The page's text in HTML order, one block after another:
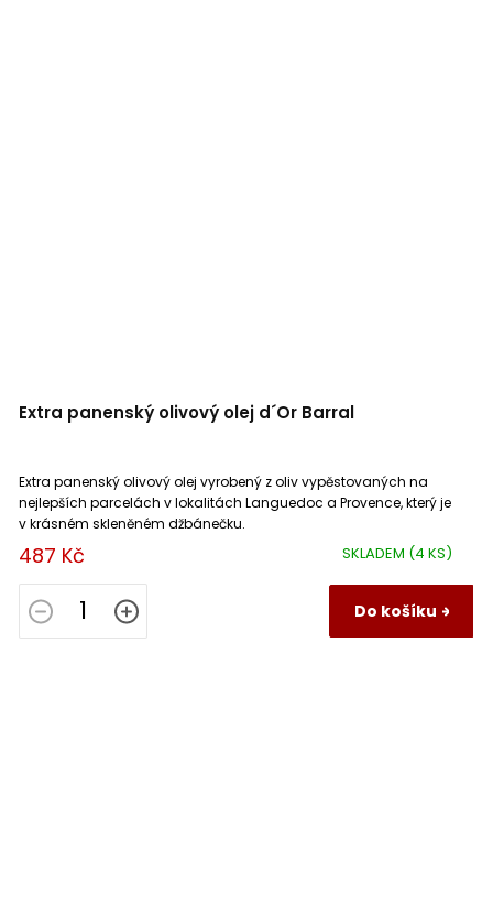
Extra panenský olivový olej d´Or Barral
SKLADEM (4 KS)
487 Kč
Do košíku
Extra panenský olivový olej vyrobený z oliv vypěstovaných na
nejlepších parcelách v lokalitách Languedoc a Provence, který je
v krásném skleněném džbánečku.